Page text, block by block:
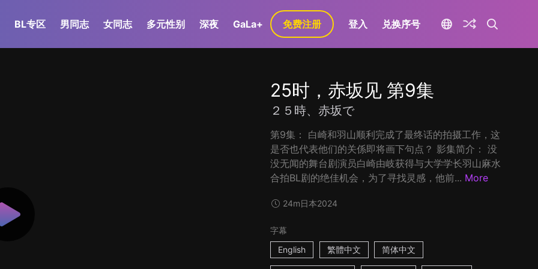
BL专区 男同志 女同志 多元性别 深夜 GaLa+ 免费注册 登入 兑换序号
25时，赤坂见 第9集
２５時、赤坂で
第9集： 白崎和羽山顺利完成了最终话的拍摄工作，这
是否也代表他们的关係即将画下句点？ 影集简介： 没
没无闻的舞台剧演员白崎由岐获得与大学学长羽山麻水
合拍BL剧的绝佳机会，为了寻找灵感，他前... More
24m日本2024
字幕
English
繁體中文 简体中文